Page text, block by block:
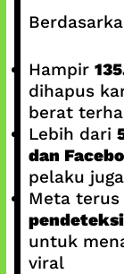
Hampir
dihapus
berat
Lebih dari
dan
pelaku
Meta
untuk
viral